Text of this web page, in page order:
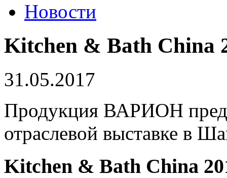
Новости
Kitchen & Bath China
31.05.2017
Продукция ВАРИОН
отраслевой выставке в
Kitchen & Bath China